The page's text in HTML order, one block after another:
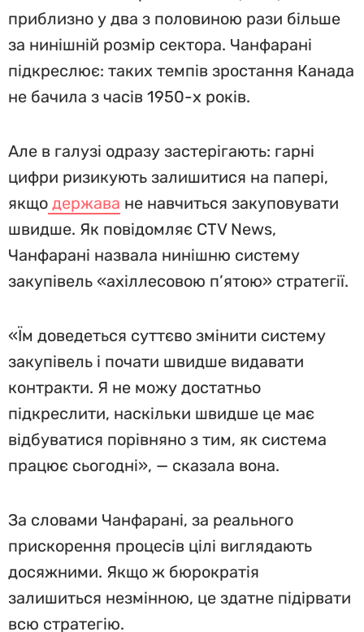
приблизно у два з половиною рази більше
за нинішній розмір сектора. Чанфарані
підкреслює: таких темпів зростання Канада
не бачила з часів 1950-х років.
Але в галузі одразу застерігають: гарні
цифри ризикують залишитися на папері,
якщо держава не навчиться закуповувати
швидше. Як повідомляє CTV News,
Чанфарані назвала нинішню систему
закупівель «ахіллесовою п’ятою» стратегії.
«Їм доведеться суттєво змінити систему
закупівель і почати швидше видавати
контракти. Я не можу достатньо
підкреслити, наскільки швидше це має
відбуватися порівняно з тим, як система
працює сьогодні», — сказала вона.
За словами Чанфарані, за реального
прискорення процесів цілі виглядають
досяжними. Якщо ж бюрократія
залишиться незмінною, це здатне підірвати
всю стратегію.